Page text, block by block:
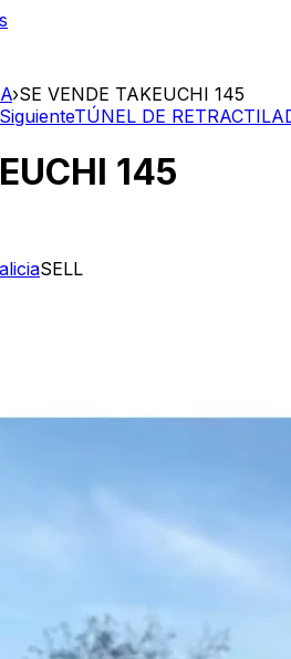
›SE VENDE TAKEUCHI 145
SiguienteTÚNEL DE
145
SELL